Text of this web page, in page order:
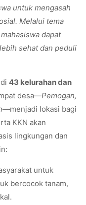
untuk mengasah
Melalui tema
dapat
sehat dan peduli
43 kelurahan dan
desa—Pemogan,
—menjadi lokasi bagi
KKN akan
lingkungan dan
untuk
bercocok tanam,